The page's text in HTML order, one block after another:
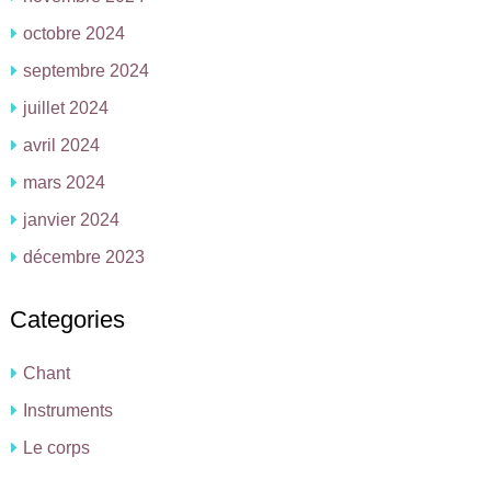
octobre 2024
septembre 2024
juillet 2024
avril 2024
mars 2024
janvier 2024
décembre 2023
Categories
Chant
Instruments
Le corps